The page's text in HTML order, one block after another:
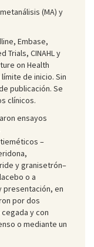
(MA) y
Embase,
Trials, CINAHL y
on Health
de inicio. Sin
publicación. Se
clínicos.
ensayos
–
y granisetrón–
o a
presentación, en
por dos
y con
o mediante un